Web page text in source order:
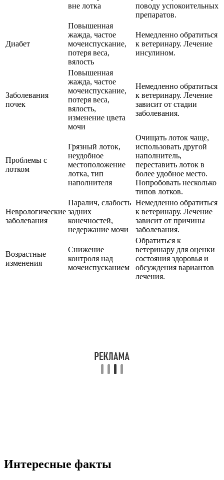
вне лотка
поводу успокоительных
препаратов.
Диабет
Повышенная
жажда, частое
мочеиспускание,
потеря веса,
вялость
Немедленно обратиться
к ветеринару. Лечение
инсулином.
Заболевания
почек
Повышенная
жажда, частое
мочеиспускание,
потеря веса,
вялость,
изменение цвета
мочи
Немедленно обратиться
к ветеринару. Лечение
зависит от стадии
заболевания.
Проблемы с
лотком
Грязный лоток,
неудобное
местоположение
лотка, тип
наполнителя
Очищать лоток чаще,
использовать другой
наполнитель,
переставить лоток в
более удобное место.
Попробовать несколько
типов лотков.
Неврологические
заболевания
Паралич, слабость
задних
конечностей,
недержание мочи
Немедленно обратиться
к ветеринару. Лечение
зависит от причины
заболевания.
Возрастные
изменения
Снижение
контроля над
мочеиспусканием
Обратиться к
ветеринару для оценки
состояния здоровья и
обсуждения вариантов
лечения.
Интересные факты